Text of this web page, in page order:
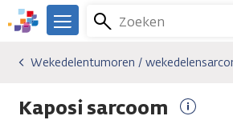
Overslaan
en
gaan
We
er
je.
Zoeken
Menu
Kankersoorten
Wekedelentumoren /
Soorten
Wekedelentumoren /
Kaposi sarcoom